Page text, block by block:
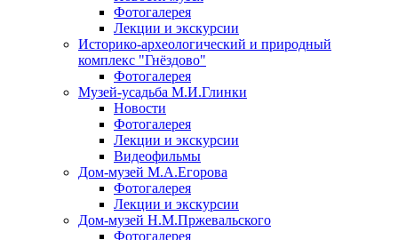
Фотогалерея
Лекции и экскурсии
Историко-археологический и природный
комплекс "Гнёздово"
Фотогалерея
Музей-усадьба М.И.Глинки
Новости
Фотогалерея
Лекции и экскурсии
Видеофильмы
Дом-музей М.А.Егорова
Фотогалерея
Лекции и экскурсии
Дом-музей Н.М.Пржевальского
Фотогалерея